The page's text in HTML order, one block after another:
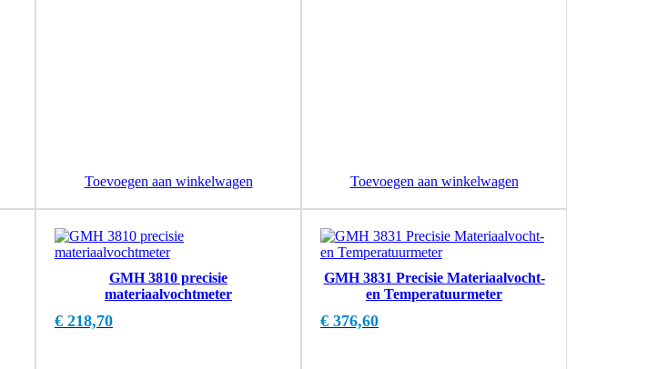
Toevoegen aan winkelwagen Toevoegen aan winkelwagen
GMH 3810 precisie
materiaalvochtmeter
€ 218,70
GMH 3831 Precisie Materiaalvocht-
en Temperatuurmeter
€ 376,60